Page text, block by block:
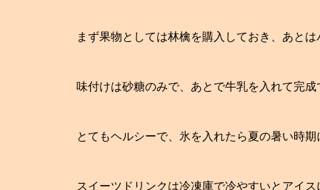
まず果物としては林檎を購入しておき、あと
味付けは砂糖のみで、あとで牛乳を入れて完成
とてもヘルシーで、氷を入れたら夏の暑い時
スイーツドリンクは冷凍庫で冷やすいとアイ